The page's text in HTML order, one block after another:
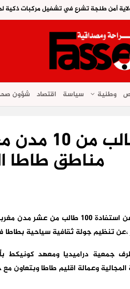
أمن طنجة تشرع في تشغيل مركبات ذكية
وطنية سياسة اقتصاد شؤون
100
مناطق طاطا
اعلنت هيئات مدنية عن استفادة
تنظيم جولة ثقافية سياحية بطاطا في
جمعية دراميديا ومعهد كونيكط
المجالية وعمالة اقليم طاطا وبتعاون